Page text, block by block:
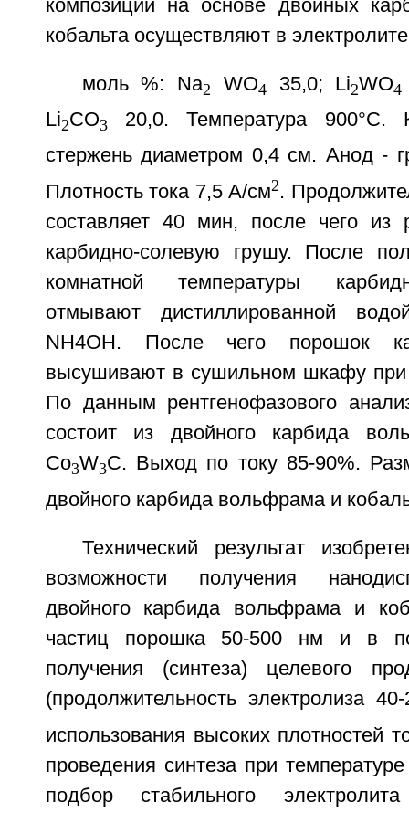
композиций на основе двойных
кобальта осуществляют в
моль %: Na2 WO4 35,0; Li2WO4
Li2CO3 20,0. Температура 900°C.
стержень диаметром 0,4 см. Анод -
Плотность тока 7,5 А/см2.
составляет 40 мин, после чего из
карбидно-солевую грушу. После
комнатной температуры
отмывают дистиллированной
NH4OH. После чего порошок
высушивают в сушильном шкафу при
По данным рентгенофазового
состоит из двойного карбида
Co3W3C. Выход по току 85-90%.
двойного карбида вольфрама и
Технический результат
возможности получения
двойного карбида вольфрама и
частиц порошка 50-500 нм и в
получения (синтеза) целевого
(продолжительность электролиза
использования высоких плотностей
проведения синтеза при
подбор стабильного